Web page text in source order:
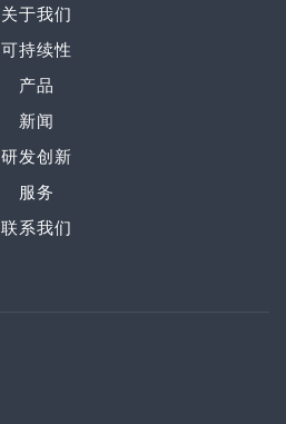
关于我们
可持续性
产品
新闻
研发创新
服务
联系我们